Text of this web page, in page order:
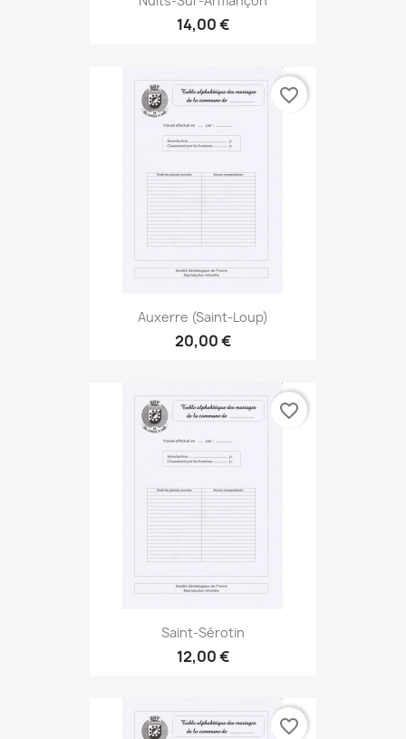
14,00 €
Auxerre (Saint-Loup)
20,00 €
favorite_border
Saint-Sérotin
12,00 €
favorite_border
favorite_border